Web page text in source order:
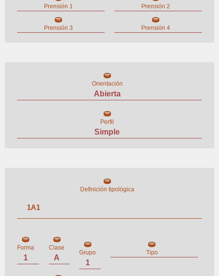
Prensión 1 Prensión 2
Prensión 3 Prensión 4
Orientación
Abierta
Perfil
Simple
Definición tipológica
1A1
Forma
1
Clase
A
Grupo
1
Tipo